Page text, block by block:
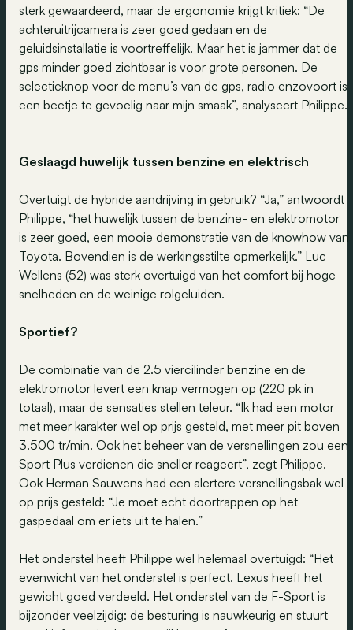
sterk gewaardeerd, maar de ergonomie krijgt kritiek: “De
achteruitrijcamera is zeer goed gedaan en de
geluidsinstallatie is voortreffelijk. Maar het is jammer dat de
gps minder goed zichtbaar is voor grote personen. De
selectieknop voor de menu’s van de gps, radio enzovoort is
een beetje te gevoelig naar mijn smaak”, analyseert Philippe.
Geslaagd huwelijk tussen benzine en elektrisch
Overtuigt de hybride aandrijving in gebruik? “Ja,” antwoordt
Philippe, “het huwelijk tussen de benzine- en elektromotor
is zeer goed, een mooie demonstratie van de knowhow van
Toyota. Bovendien is de werkingsstilte opmerkelijk.” Luc
Wellens (52) was sterk overtuigd van het comfort bij hoge
snelheden en de weinige rolgeluiden.
Sportief?
De combinatie van de 2.5 viercilinder benzine en de
elektromotor levert een knap vermogen op (220 pk in
totaal), maar de sensaties stellen teleur. “Ik had een motor
met meer karakter wel op prijs gesteld, met meer pit boven
3.500 tr/min. Ook het beheer van de versnellingen zou een
Sport Plus verdienen die sneller reageert”, zegt Philippe.
Ook Herman Sauwens had een alertere versnellingsbak wel
op prijs gesteld: “Je moet echt doortrappen op het
gaspedaal om er iets uit te halen.”
Het onderstel heeft Philippe wel helemaal overtuigd: “Het
evenwicht van het onderstel is perfect. Lexus heeft het
gewicht goed verdeeld. Het onderstel van de F-Sport is
bijzonder veelzijdig: de besturing is nauwkeurig en stuurt